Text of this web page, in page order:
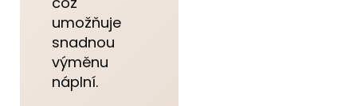
umožňuje
snadnou
výměnu
náplní.